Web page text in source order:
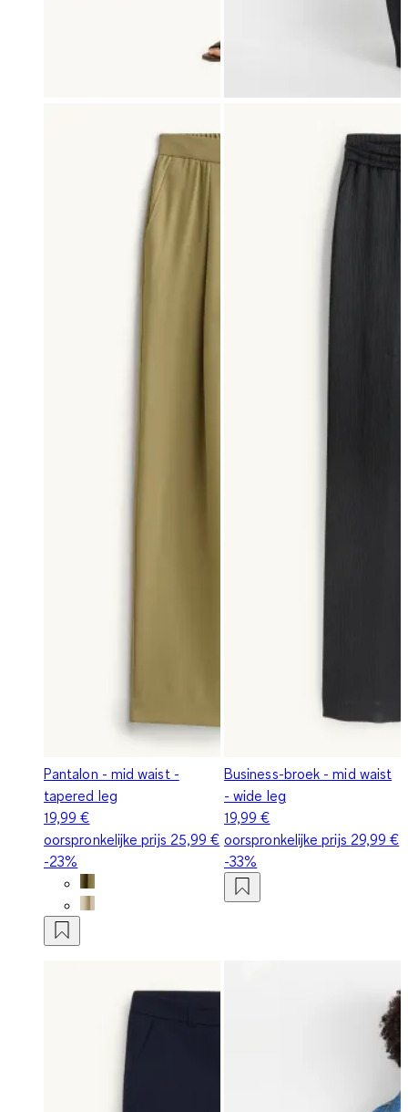
Pantalon - mid waist -
tapered leg
19,99 €
oorspronkelijke prijs 25,99 €
-23%
Business-broek - mid waist
- wide leg
19,99 €
oorspronkelijke prijs 29,99 €
-33%